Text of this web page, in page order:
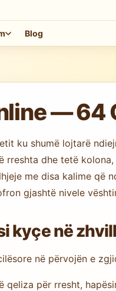
Blog
— 64
ku shumë lojtarë
rreshta dhe tetë
me disa kalime që
gjashtë nivele
kyçe në
në përvojën e
qeliza për rresht,